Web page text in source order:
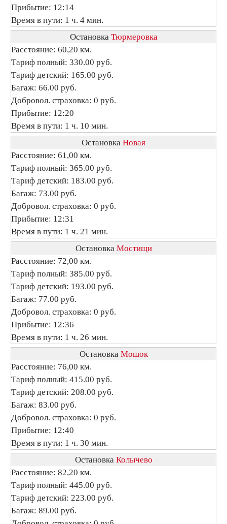
Прибытие: 12:14
Время в пути: 1 ч. 4 мин.
Остановка Тюрмеровка
Расстояние: 60,20 км.
Тариф полный: 330.00 руб.
Тариф детский: 165.00 руб.
Багаж: 66.00 руб.
Добровол. страховка: 0 руб.
Прибытие: 12:20
Время в пути: 1 ч. 10 мин.
Остановка Новая
Расстояние: 61,00 км.
Тариф полный: 365.00 руб.
Тариф детский: 183.00 руб.
Багаж: 73.00 руб.
Добровол. страховка: 0 руб.
Прибытие: 12:31
Время в пути: 1 ч. 21 мин.
Остановка Мостищи
Расстояние: 72,00 км.
Тариф полный: 385.00 руб.
Тариф детский: 193.00 руб.
Багаж: 77.00 руб.
Добровол. страховка: 0 руб.
Прибытие: 12:36
Время в пути: 1 ч. 26 мин.
Остановка Мошок
Расстояние: 76,00 км.
Тариф полный: 415.00 руб.
Тариф детский: 208.00 руб.
Багаж: 83.00 руб.
Добровол. страховка: 0 руб.
Прибытие: 12:40
Время в пути: 1 ч. 30 мин.
Остановка Колычево
Расстояние: 82,20 км.
Тариф полный: 445.00 руб.
Тариф детский: 223.00 руб.
Багаж: 89.00 руб.